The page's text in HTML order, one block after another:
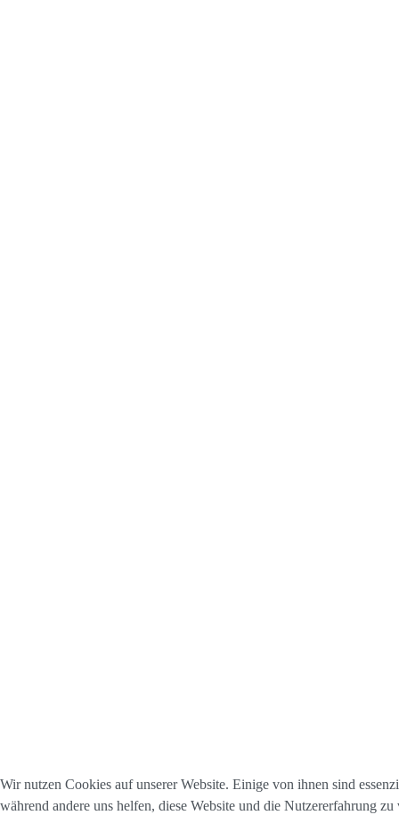
Wir nutzen Cookies auf unserer Website. Einige von ihnen sind
während andere uns helfen, diese Website und die Nutzererfahrung